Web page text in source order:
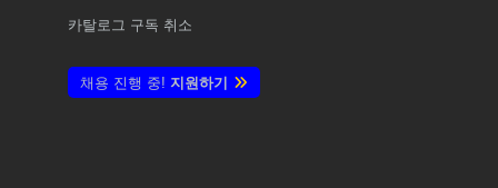
카탈로그 구독 취소
채용 진행 중! 지원하기